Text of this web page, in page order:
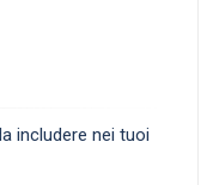
includere nei tuoi